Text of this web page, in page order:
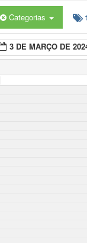
Categorias
3 DE MARÇO DE